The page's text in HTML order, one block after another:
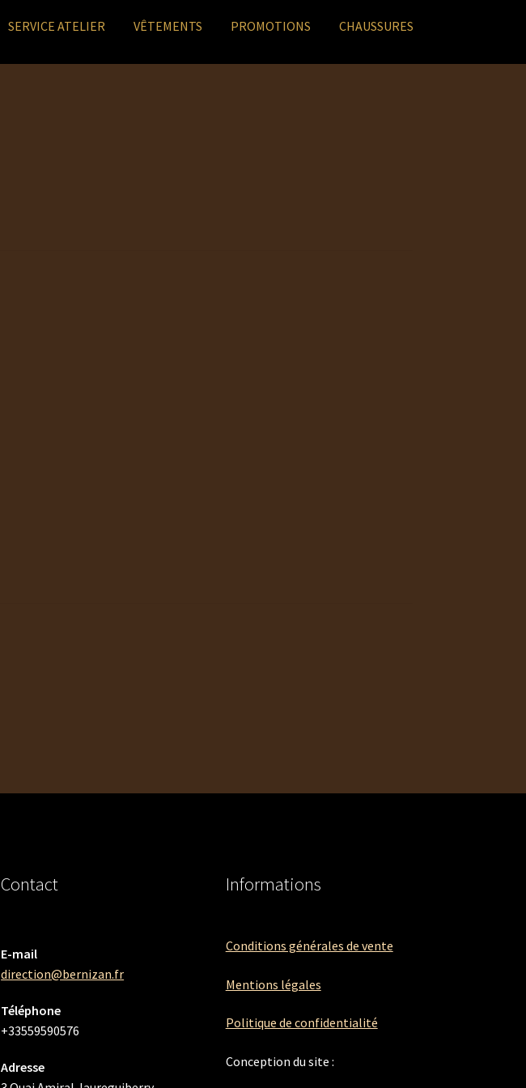
SERVICE ATELIER VÊTEMENTS PROMOTIONS CHAUSSURES
Contact
E-mail
direction@bernizan.fr
Téléphone
+33559590576
Adresse
Informations
Conditions générales de vente
Mentions légales
Politique de confidentialité
Conception du site :